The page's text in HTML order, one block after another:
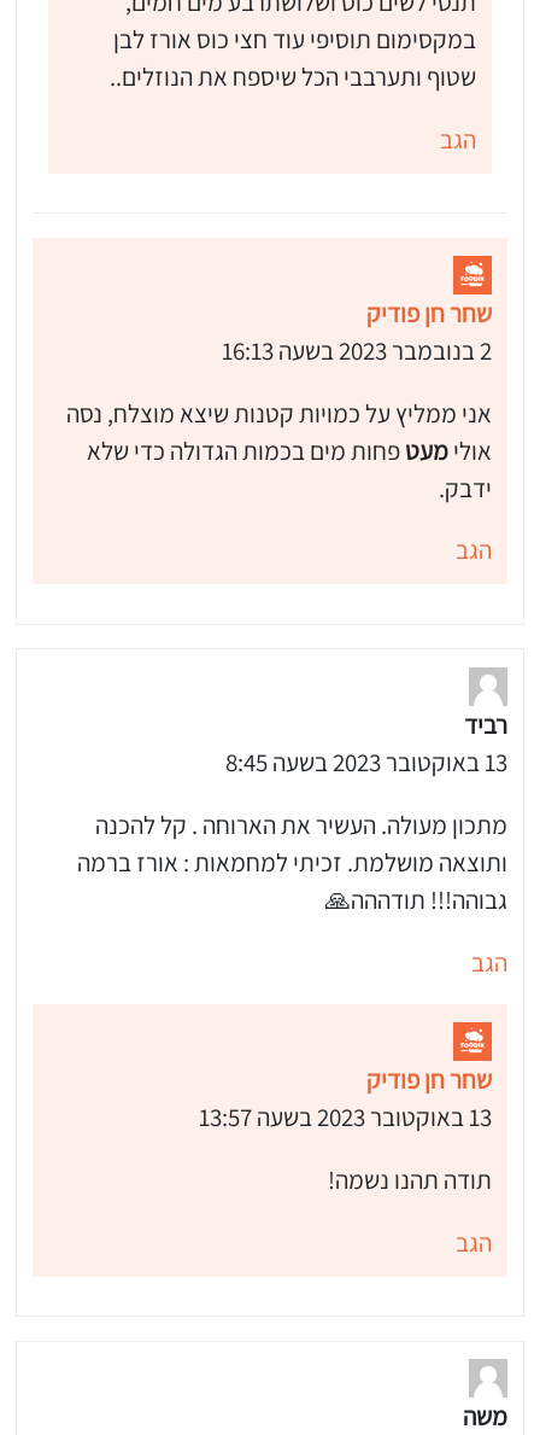
במקסימום תוסיפי עוד חצי כוס אורז לבן
שטוף ותערבבי הכל שיספח את הנוזלים..
הגב
שחר חן פודיק
2 בנובמבר 2023 בשעה 16:13
אני ממליץ על כמויות קטנות שיצא מוצלח, נסה
אולימעטפחות מים בכמות הגדולה כדי שלא
ידבק.
הגב
רביד
13 באוקטובר 2023 בשעה 8:45
מתכון מעולה. העשיר את הארוחה . קל להכנה
ותוצאה מושלמת. זכיתי למחמאות : אורז ברמה
גבוהה!!! תודההה🙏
הגב
שחר חן פודיק
13 באוקטובר 2023 בשעה 13:57
תודה תהנו נשמה!
הגב
משה